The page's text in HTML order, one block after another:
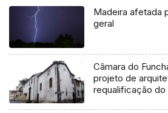
Madeira afetada
geral
Câmara do
projeto de
requalificação